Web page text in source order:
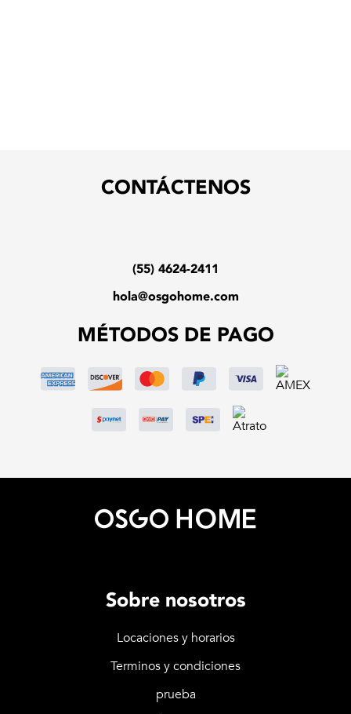
CONTÁCTENOS
(55) 4624-2411
hola@osgohome.com
MÉTODOS DE PAGO
Sobre nosotros
Locaciones y horarios
Terminos y condiciones
prueba